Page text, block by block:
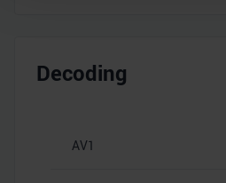
zu können und die Zugriffe auf
soziale Medien, Werbung und
Decoding
AV1